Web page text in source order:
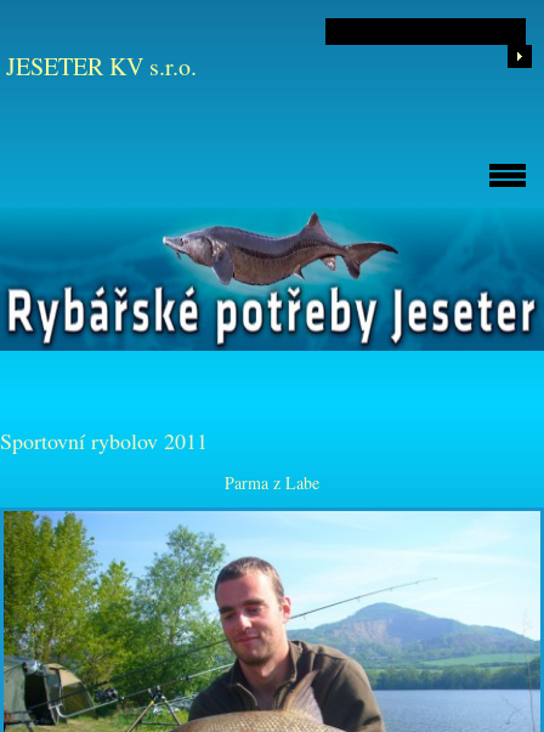
JESETER KV s.r.o.
Sportovní rybolov 2011
Parma z Labe